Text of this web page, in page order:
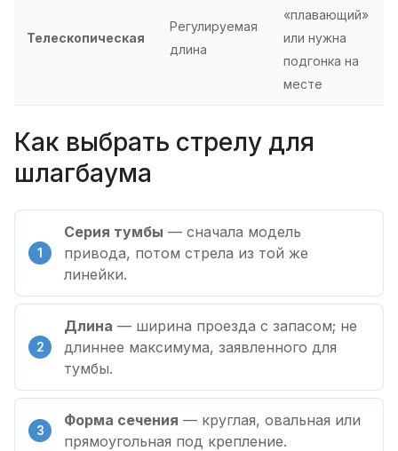
Телескопическая
Регулируемая
длина
«плавающий»
или нужна
подгонка на
месте
Как выбрать стрелу для
шлагбаума
Серия тумбы — сначала модель
привода, потом стрела из той же
линейки.
Длина — ширина проезда с запасом; не
длиннее максимума, заявленного для
тумбы.
Форма сечения — круглая, овальная или
прямоугольная под крепление.